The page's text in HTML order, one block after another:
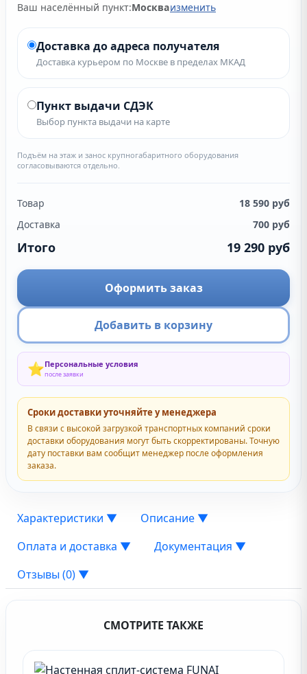
Ваш населённый пункт:Москваизменить
Доставка до адреса получателя
Доставка курьером по Москве в пределах МКАД
Пункт выдачи СДЭК
Выбор пункта выдачи на карте
Подъём на этаж и занос крупногабаритного оборудования
согласовываются отдельно.
Товар 18 590 руб
Доставка
700 руб
Итого 19 290 руб
Оформить заказ
Добавить в корзину
⭐Персональные условия
после заявки
Сроки доставки уточняйте у менеджера
В связи с высокой загрузкой транспортных компаний сроки
доставки оборудования могут быть скорректированы. Точную
дату поставки вам сообщит менеджер после оформления
заказа.
Характеристики ▼ Описание ▼
Оплата и доставка ▼ Документация ▼
Отзывы (0) ▼
СМОТРИТЕ ТАКЖЕ